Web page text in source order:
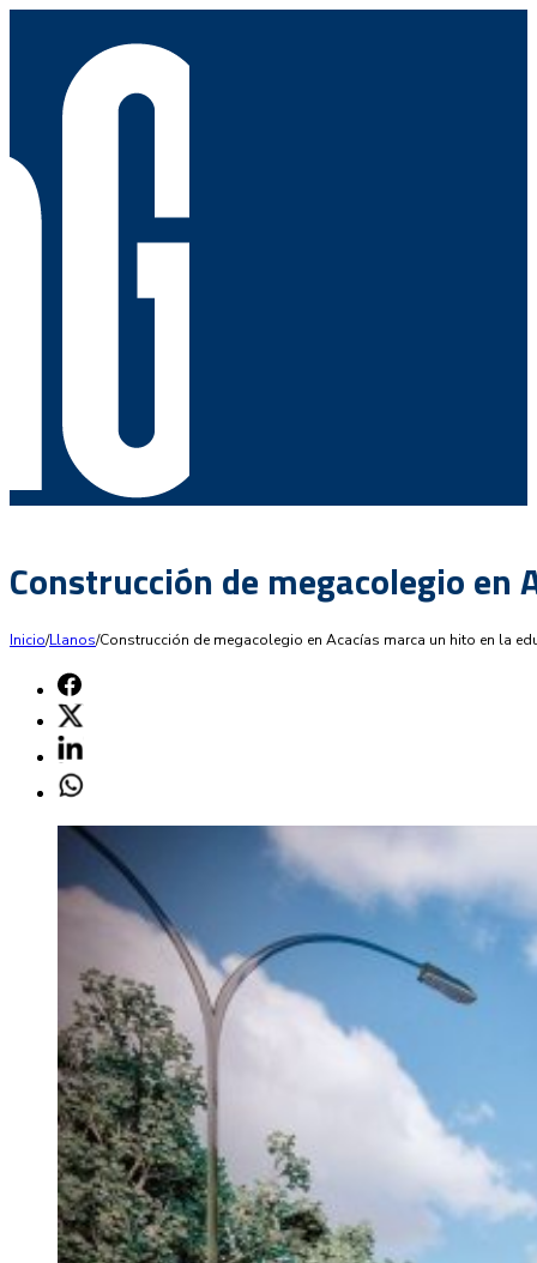
Construcción de megacolegio en
Inicio/Llanos/Construcción de megacolegio en Acacías marca un hito en la